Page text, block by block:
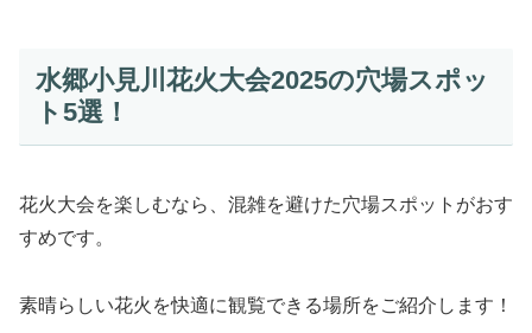
水郷小見川花火大会2025の穴場スポッ
ト5選！
花火大会を楽しむなら、混雑を避けた穴場スポットがおす
すめです。
素晴らしい花火を快適に観覧できる場所をご紹介します！